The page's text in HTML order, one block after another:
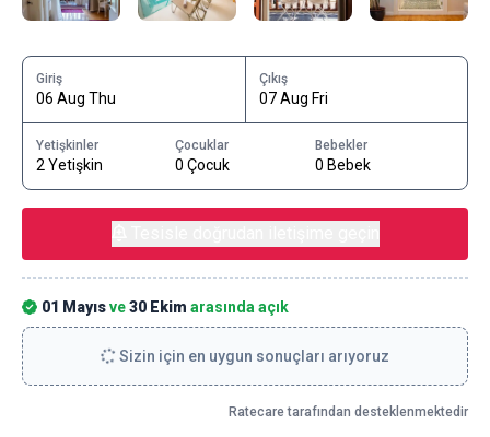
Giriş
06 Aug Thu
Çıkış
07 Aug Fri
Yetişkinler
2 Yetişkin
Çocuklar
0 Çocuk
Bebekler
0 Bebek
01 Mayısve30 Ekim arasında açık
Sizin için en uygun sonuçları arıyoruz
Ratecare tarafından desteklenmektedir